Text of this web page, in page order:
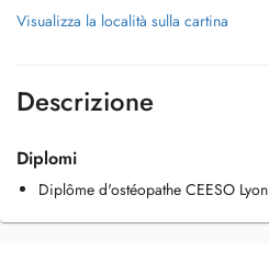
Visualizza la località sulla cartina
Descrizione
Diplomi
Diplôme d'ostéopathe CEESO Lyon